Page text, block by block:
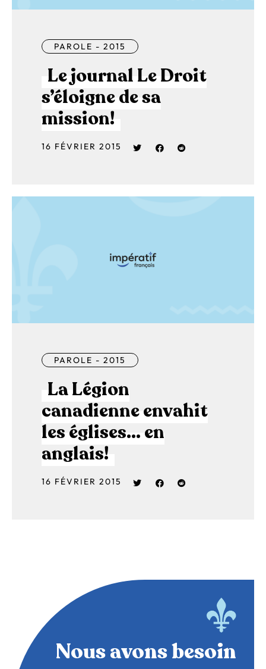
PAROLE - 2015
Le journal Le Droit
s’éloigne de sa
mission!
16 FÉVRIER 2015
PAROLE - 2015
La Légion
canadienne envahit
les églises… en
anglais!
16 FÉVRIER 2015
Nous avons besoin